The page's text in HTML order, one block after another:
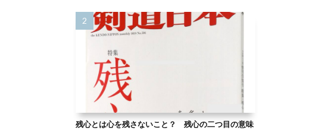
残心とは心を残さないこと？ 残心の二つ目の意味